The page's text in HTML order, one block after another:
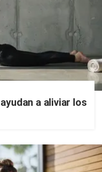
a aliviar los